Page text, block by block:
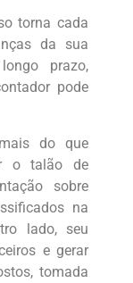
torna cada
da sua
prazo,
pode
do que
o talão de
sobre
na
lado, seu
e gerar
tomada